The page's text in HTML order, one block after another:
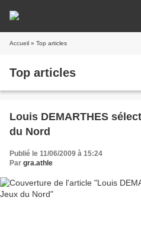
Accueil » Top articles
Top articles
Louis DEMARTHES
du Nord
Publié le 11/06/2009 à 15:24
Par gra.athle